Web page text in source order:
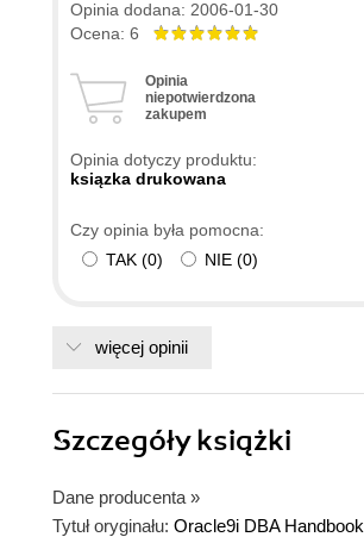
Opinia dodana: 2006-01-30
Ocena: 6
Opinia
niepotwierdzona
zakupem
Opinia dotyczy produktu:
ksiązka drukowana
Czy opinia była pomocna:
TAK (0) NIE (0)
więcej opinii
Szczegółyksiążki
Dane producenta »
Tytuł oryginału: Oracle9i DBA Handbook